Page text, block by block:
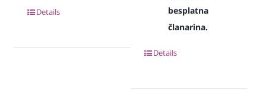
Details
besplatna
članarina.
Details